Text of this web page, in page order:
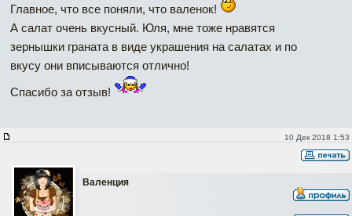
Главное, что все поняли, что валенок!
А салат очень вкусный. Юля, мне тоже нравятся
зернышки граната в виде украшения на салатах и по
вкусу они вписываются отлично!
Спасибо за отзыв!
10 Дек 2018 1:53
Валенция